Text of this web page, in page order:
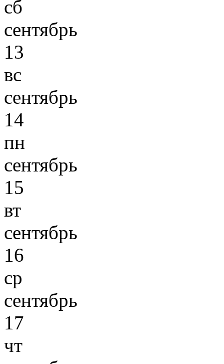
сб
сентябрь
13
вс
сентябрь
14
пн
сентябрь
15
вт
сентябрь
16
ср
сентябрь
17
чт